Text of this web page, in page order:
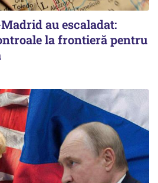
au escaladat:
la frontieră pentru